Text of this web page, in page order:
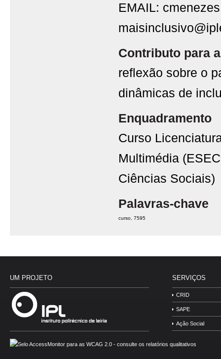
EMAIL:
Contributo para
reflexão sobre o
dinâmicas de
Enquadramento
Curso
Multimédia
Ciências Sociais)
Palavras-chave
curso 7595
UM PROJETO SERVIÇOS
CRID
SAPE
Ação Social